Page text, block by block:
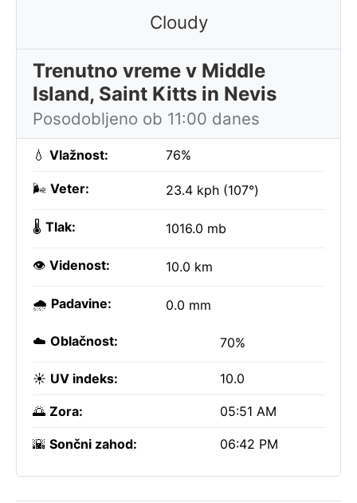
Cloudy
Trenutno vreme v Middle
Island, Saint Kitts in Nevis
Posodobljeno ob 11:00 danes
💧 Vlažnost: 76%
🌬️ Veter: 23.4 kph (107°)
🌡️ Tlak: 1016.0 mb
👁️ Videnost: 10.0 km
🌧️ Padavine: 0.0 mm
☁️ Oblačnost: 70%
☀️ UV indeks: 10.0
🌅 Zora: 05:51 AM
🌇 Sončni zahod: 06:42 PM